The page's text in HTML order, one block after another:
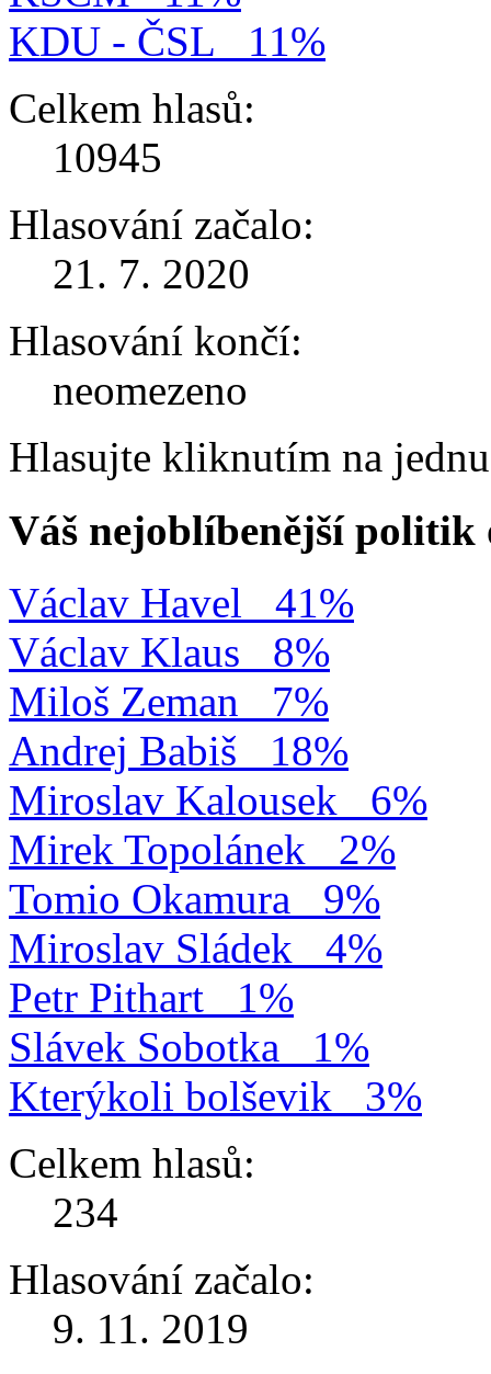
KDU - ČSL
11%
Celkem hlasů:
10945
Hlasování začalo:
21. 7. 2020
Hlasování končí:
neomezeno
Hlasujte kliknutím na
Váš nejoblíbenější politik
Václav Havel
41%
Václav Klaus
8%
Miloš Zeman
7%
Andrej Babiš
18%
Miroslav Kalousek
6%
Mirek Topolánek
2%
Tomio Okamura
9%
Miroslav Sládek
4%
Petr Pithart
1%
Slávek Sobotka
1%
Kterýkoli bolševik
3%
Celkem hlasů:
234
Hlasování začalo:
9. 11. 2019